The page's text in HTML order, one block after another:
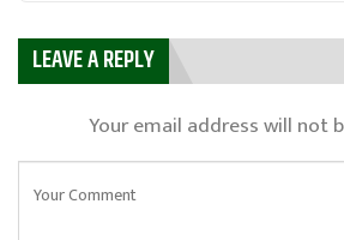
LEAVE A REPLY
Your email address will not